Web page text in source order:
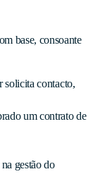
base, consoante
solicita contacto,
um contrato de
gestão do